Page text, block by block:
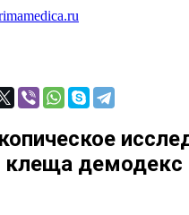
клеща демодекс